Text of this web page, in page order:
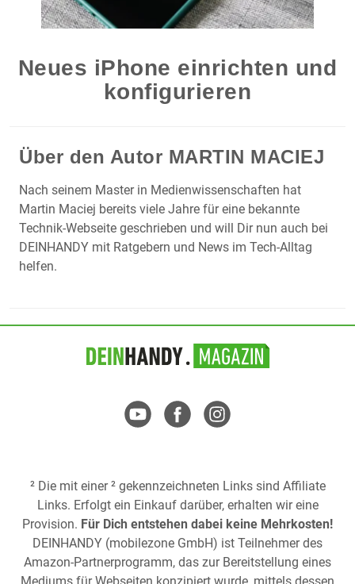
Neues iPhone einrichten und
konfigurieren
Über den Autor MARTIN MACIEJ
Nach seinem Master in Medienwissenschaften hat
Martin Maciej bereits viele Jahre für eine bekannte
Technik-Webseite geschrieben und will Dir nun auch bei
DEINHANDY mit Ratgebern und News im Tech-Alltag
helfen.
² Die mit einer ² gekennzeichneten Links sind Affiliate
Links. Erfolgt ein Einkauf darüber, erhalten wir eine
Provision. Für Dich entstehen dabei keine Mehrkosten!
DEINHANDY (mobilezone GmbH) ist Teilnehmer des
Amazon-Partnerprogramm, das zur Bereitstellung eines